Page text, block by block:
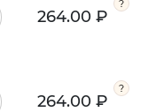
264.00 ₽
264.00 ₽